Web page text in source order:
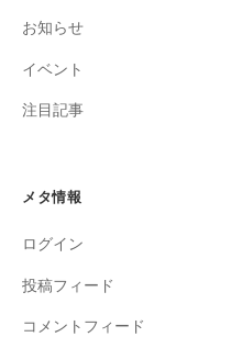
お知らせ
イベント
注目記事
メタ情報
ログイン
投稿フィード
コメントフィード